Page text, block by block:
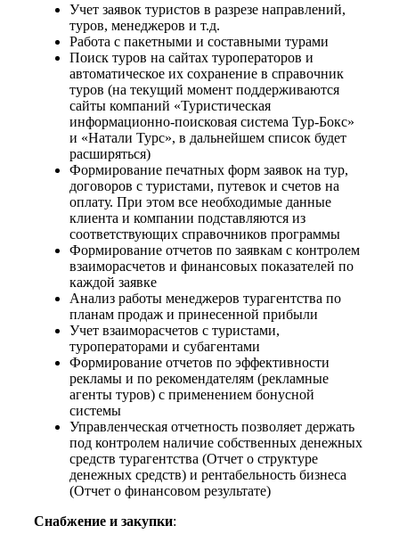
Учет заявок туристов в разрезе направлений,
туров, менеджеров и т.д.
Работа с пакетными и составными турами
Поиск туров на сайтах туроператоров и
автоматическое их сохранение в справочник
туров (на текущий момент поддерживаются
сайты компаний «Туристическая
информационно-поисковая система Тур-Бокс»
и «Натали Турс», в дальнейшем список будет
расширяться)
Формирование печатных форм заявок на тур,
договоров с туристами, путевок и счетов на
оплату. При этом все необходимые данные
клиента и компании подставляются из
соответствующих справочников программы
Формирование отчетов по заявкам с контролем
взаиморасчетов и финансовых показателей по
каждой заявке
Анализ работы менеджеров турагентства по
планам продаж и принесенной прибыли
Учет взаиморасчетов с туристами,
туроператорами и субагентами
Формирование отчетов по эффективности
рекламы и по рекомендателям (рекламные
агенты туров) с применением бонусной
системы
Управленческая отчетность позволяет держать
под контролем наличие собственных денежных
средств турагентства (Отчет о структуре
денежных средств) и рентабельность бизнеса
(Отчет о финансовом результате)
Снабжение и закупки: